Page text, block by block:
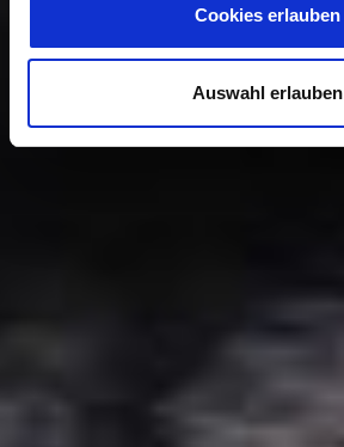
Cookies erlauben
Auswahl erlauben